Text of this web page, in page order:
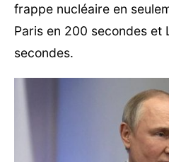
frappe nucléaire en
Paris en 200 secondes et
secondes.